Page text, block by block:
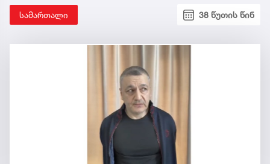
სამართალი 38 წუთის წინ